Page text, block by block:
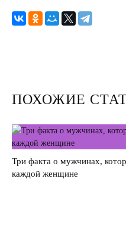
ПОХОЖИЕ
Три факта о мужчинах,
каждой женщине
Секс
Кинозал
Сделать семью дружной
Воспитать детей